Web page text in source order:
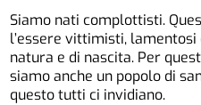
Siamo nati complottisti.
l’essere vittimisti,
natura e di nascita. Per
siamo anche un popolo di
questo tutti ci invidiano.